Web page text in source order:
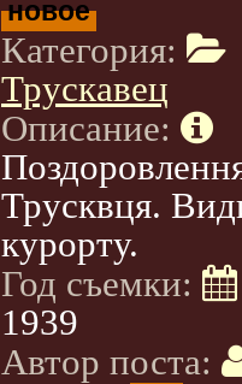
новое
Категория:
Трускавец
Описание:
Трусквця.
курорту.
Год съемки:
1939
Автор поста: